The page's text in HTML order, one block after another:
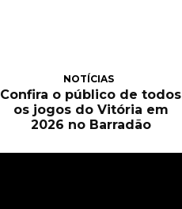
NOTÍCIAS
Confira o público de todos
os jogos do Vitória em
2026 no Barradão